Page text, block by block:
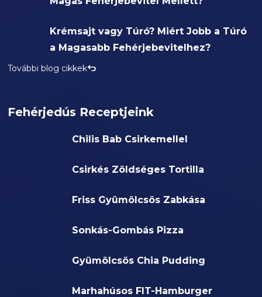
Krémsajt vagy Túró? Miért Jobb a Túró
a Magasabb Fehérjebevitelhez?
További blog cikkek
Fehérjedús Receptjeink
Chilis Bab Csirkemellel
Csirkés Zöldséges Tortilla
Friss Gyümölcsös Zabkása
Sonkás-Gombás Pizza
Gyümölcsös Chia Pudding
Marhahúsos FIT-Hamburger